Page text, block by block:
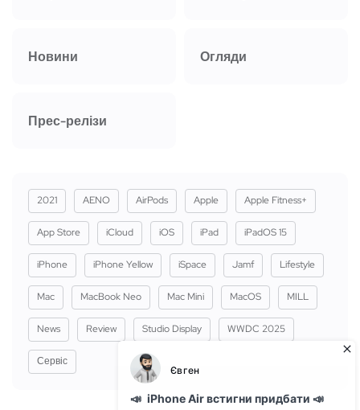
Новини Огляди
Прес-релізи
2021 AENO AirPods Apple Apple Fitness+
App Store iCloud iOS iPad iPadOS 15
iPhone iPhone Yellow iSpace Jamf Lifestyle
Mac MacBook Neo Mac Mini MacOS MILL
News Review Studio Display WWDC 2025
Сервіс